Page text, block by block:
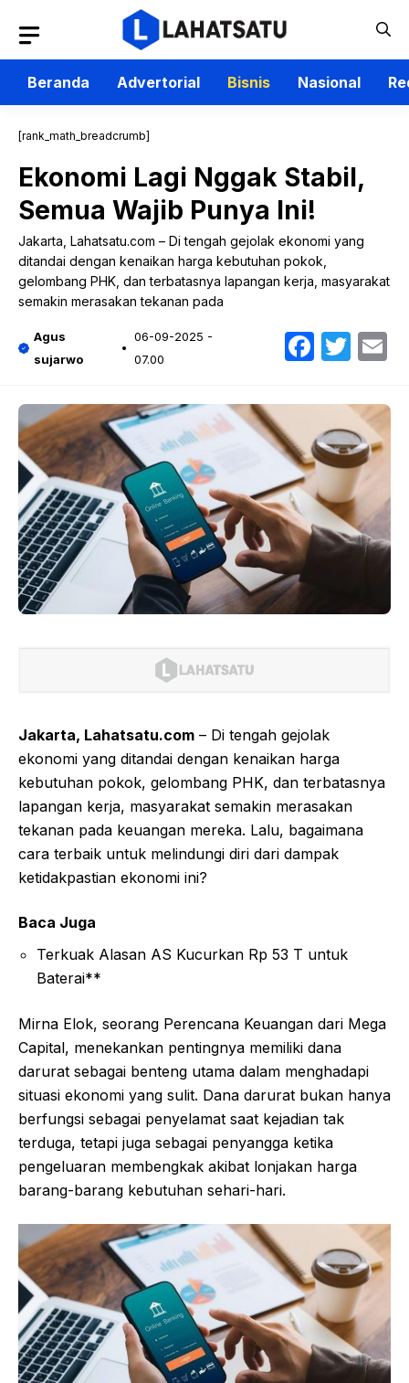
isi
Beranda
Advertorial Bisnis Nasional
[rank_math_breadcrumb]
Ekonomi Lagi Nggak Stabil,
Semua Wajib Punya Ini!
Jakarta, Lahatsatu.com – Di tengah gejolak ekonomi yang
ditandai dengan kenaikan harga kebutuhan pokok,
gelombang PHK, dan terbatasnya lapangan kerja, masyarakat
semakin merasakan tekanan pada
Agus
sujarwo
06-09-2025 -
07.00
Jakarta, Lahatsatu.com – Di tengah gejolak
ekonomi yang ditandai dengan kenaikan harga
kebutuhan pokok, gelombang PHK, dan terbatasnya
lapangan kerja, masyarakat semakin merasakan
tekanan pada keuangan mereka. Lalu, bagaimana
cara terbaik untuk melindungi diri dari dampak
ketidakpastian ekonomi ini?
Baca Juga
Terkuak Alasan AS Kucurkan Rp 53 T untuk
Baterai**
Mirna Elok, seorang Perencana Keuangan dari Mega
Capital, menekankan pentingnya memiliki dana
darurat sebagai benteng utama dalam menghadapi
situasi ekonomi yang sulit. Dana darurat bukan hanya
berfungsi sebagai penyelamat saat kejadian tak
terduga, tetapi juga sebagai penyangga ketika
pengeluaran membengkak akibat lonjakan harga
barang-barang kebutuhan sehari-hari.